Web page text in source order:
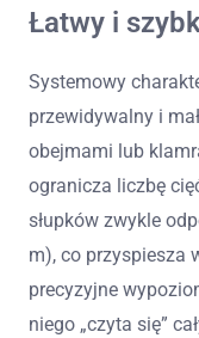
Łatwy i
Systemowy
przewidywalny i
obejmami lub
ogranicza liczbę
słupków zwykle
m), co przyspiesza
precyzyjne
niego „czyta się”